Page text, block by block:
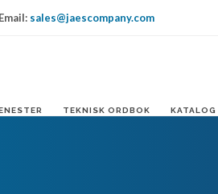
sales@jaescompany.com
TEKNISK ORDBOK KATALOG